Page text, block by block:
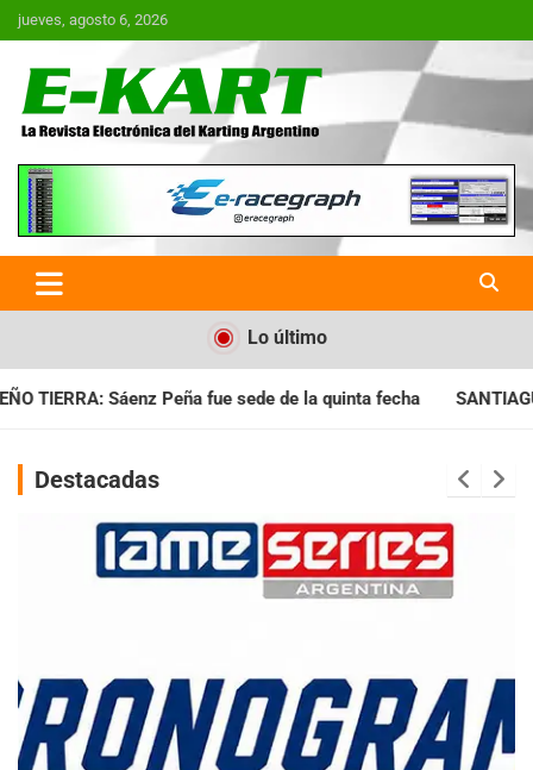
Saltar
al
jueves, agosto 6, 2026
E-Kart.com.ar | La Revista
Electrónica del Karting en
Argentina
Lo último
de la quinta fecha SANTIAGUEÑO: Se cumplió con la
Destacadas